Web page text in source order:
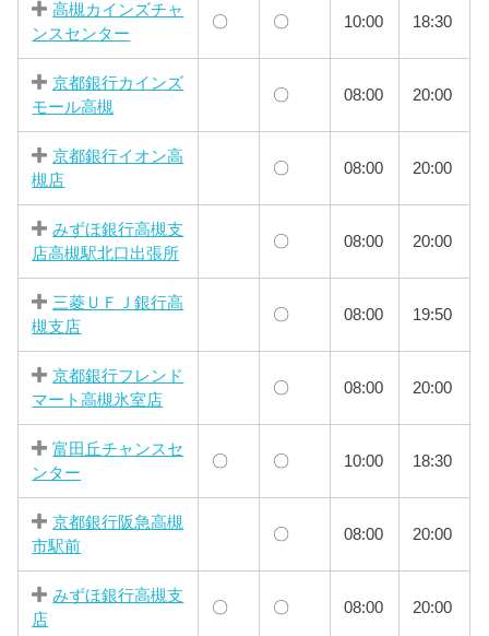
高槻カインズチャ
ンスセンター
〇 〇 10:00 18:30
京都銀行カインズ
モール高槻
〇 08:00 20:00
京都銀行イオン高
槻店
〇 08:00 20:00
みずほ銀行高槻支
店高槻駅北口出張所
〇 08:00 20:00
三菱ＵＦＪ銀行高
槻支店
〇 08:00 19:50
京都銀行フレンド
マート高槻氷室店
〇 08:00 20:00
富田丘チャンスセ
ンター
〇 〇 10:00 18:30
京都銀行阪急高槻
市駅前
〇 08:00 20:00
みずほ銀行高槻支
店
〇 〇 08:00 20:00